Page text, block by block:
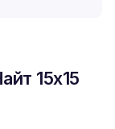
15x15